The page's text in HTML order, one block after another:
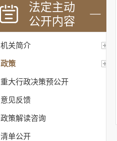
法定主动
公开内容
机关简介
政策
重大行政决策预公开
意见反馈
政策解读咨询
清单公开